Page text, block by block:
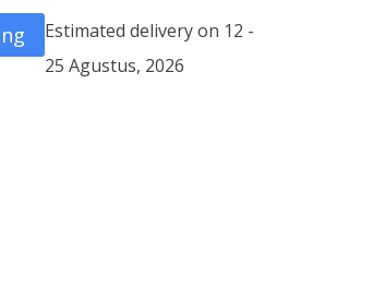
Estimated delivery on 12 -
25 Agustus, 2026